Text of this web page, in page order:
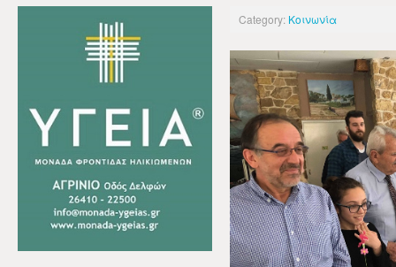
Category: Κοινωνία